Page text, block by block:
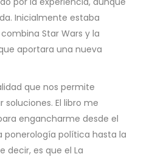
Inicialmente estaba
Star Wars y la
aportara una nueva
que nos permite
El libro me
engancharme desde el
ponerología política hasta la
decir, es que el La